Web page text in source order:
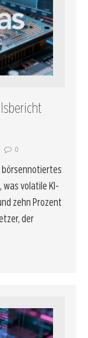
0
börsennotiertes
volatile KI-
zehn Prozent
der